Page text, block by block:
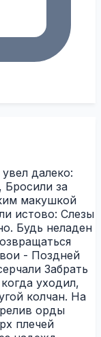
далеко:
Бросили за
макушкой
истово: Слезы
Будь неладен
- Поздней
Забрать
уходил,
колчан. На
орды
плечей